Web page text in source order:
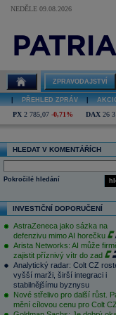
NEDĚLE 09.08.2026
ZPRAVODAJSTVÍ
PŘEHLED ZPRÁV
PX 2 785,07 -0,71% DAX 26
HLEDAT V KOMENTÁŘÍCH
Pokročilé hledání
INVESTIČNÍ DOPORUČENÍ
AstraZeneca jako sázka na
defenzivu mimo AI horečku
Arista Networks: AI může
zajistit příznivý vítr do zad
Analytický radar: Colt CZ
vyšší marži, širší integraci i
stabilnějšímu byznysu
Nové střelivo pro další růst.
mění cílovou cenu pro Colt CZ